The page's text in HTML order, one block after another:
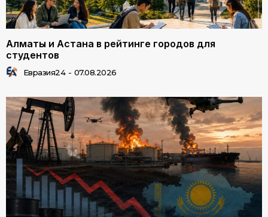
Алматы и Астана в рейтинге городов для
студентов
Евразия24 - 07.08.2026